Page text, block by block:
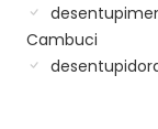
Cambuci